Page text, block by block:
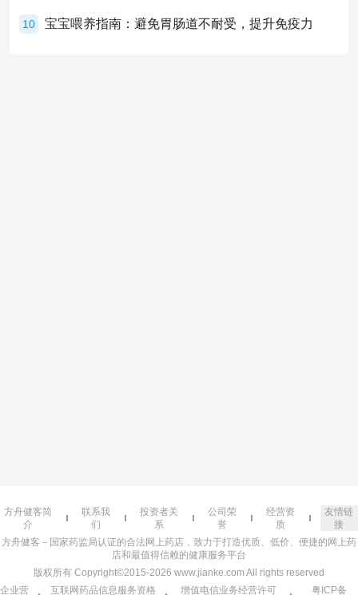
10 宝宝喂养指南：避免胃肠道不耐受，提升免疫力
方舟健客简
介
联系我
们
投资者关
系
公司荣
誉
经营资
质
友情链
接
方舟健客－国家药监局认证的合法网上药店，致力于打造优质、低价、便捷的网上药
店和最值得信赖的健康服务平台
版权所有 Copyright©2015-2026 www.jianke.com All rights reserved
企业营
互联网药品信息服务资格 增值电信业务经营许可 粤ICP备